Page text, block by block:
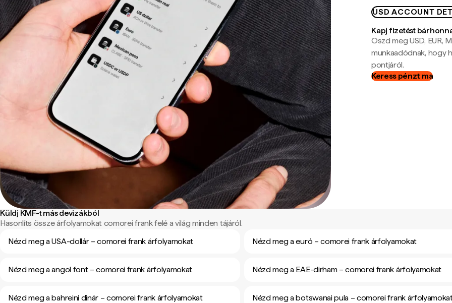
USD ACCOUNT
Kapj fizetést
Oszd meg USD, EUR,
munkaadódnak, hogy
pontjáról.
Keress pénzt ma
Küldj KMF-t más devizákból
Hasonlíts össze árfolyamokat comorei frank felé a világ minden tájáról.
Nézd meg a USA-dollár – comorei frank árfolyamokat
Nézd meg a euró – comorei frank árfolyamokat
Nézd meg a angol font – comorei frank árfolyamokat Nézd meg a EAE-dirham – comorei frank árfolyamokat
Nézd meg a bahreini dinár – comorei frank árfolyamokat Nézd meg a botswanai pula – comorei frank